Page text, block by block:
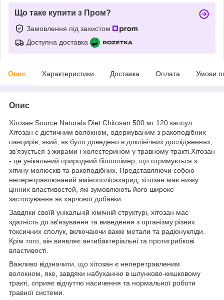
Що таке купити з Пром?
Замовлення під захистом
Доступна доставка
Опис Характеристики Доставка Оплата Умови
Опис
Хітозан Source Naturals Diet Chitosan 500 мг 120 капсул
Хітозан є дієтичним волокном, одержуваним з ракоподібних
панцирів, який, як було доведено в доклінічних дослідженнях,
зв'язується з жирами і холестерином у травному тракті.Хітозан
- це унікальний природний біополімер, що отримується з
хітину молюсків та ракоподібних. Представляючи собою
неперетравлюваний амінополісахарид, хітозан має низку
цінних властивостей, які зумовлюють його широке
застосування як харчової добавки.
Завдяки своїй унікальній хімічній структурі, хітозан має
здатність до зв'язування та виведення з організму різних
токсичних сполук, включаючи важкі метали та радіонукліди.
Крім того, він виявляє антибактеріальні та протигрибкові
властивості.
Важливо відзначити, що хітозан є неперетравленим
волокном, яке, завдяки набуханню в шлунково-кишковому
тракті, сприяє відчуттю насичення та нормальної роботи
травної системи.